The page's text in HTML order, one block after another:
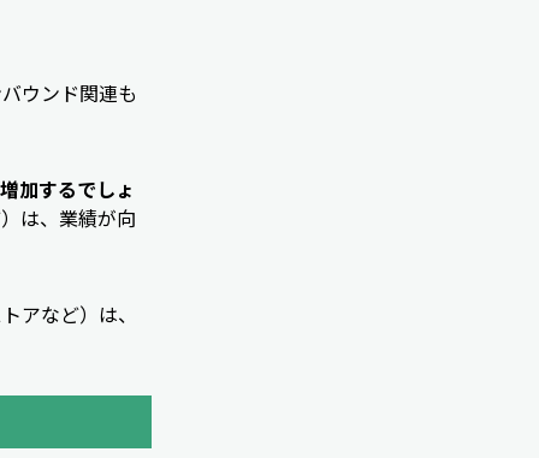
ウンド関連も
加するでしょ
は、業績が向
アなど）は、